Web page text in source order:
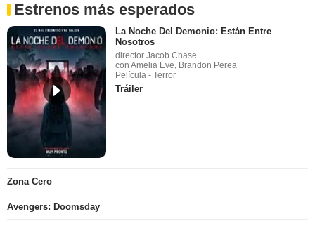
Estrenos más esperados
La Noche Del Demonio: Están Entre
Nosotros
director Jacob Chase
con Amelia Eve, Brandon Perea
Película - Terror
Tráiler
Zona Cero
Avengers: Doomsday